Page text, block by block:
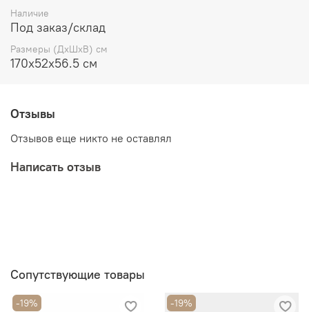
Наличие
Под заказ/склад
Размеры (ДхШхВ) см
170х52х56.5 см
Отзывы
Отзывов еще никто не оставлял
Написать отзыв
Сопутствующие товары
-19% -19%